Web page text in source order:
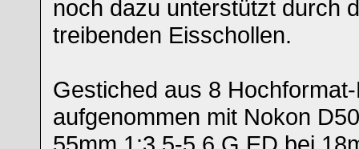
noch dazu unterstützt durch
treibenden Eisschollen.
Gestiched aus 8
aufgenommen mit Nokon